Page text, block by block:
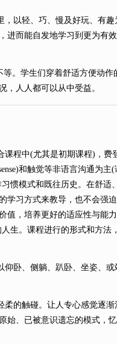
课程中(尤其是初期课程)，费
和触觉等非语言沟通为主(
惯模式和既往历史。在舒适
学习方式来教导，也不会强
值，培养更好的适应性与能
生。课程进行的形式和方法
仰卧、侧躺、趴卧、坐姿、或
的触碰。让人专心感觉逐渐
始、已被意识遗忘的模式，
以轻、巧、慢及好玩、有趣
进而能自发地学习到更为有
等。学生们穿着舒适方便动作
，人人都可以从中受益。